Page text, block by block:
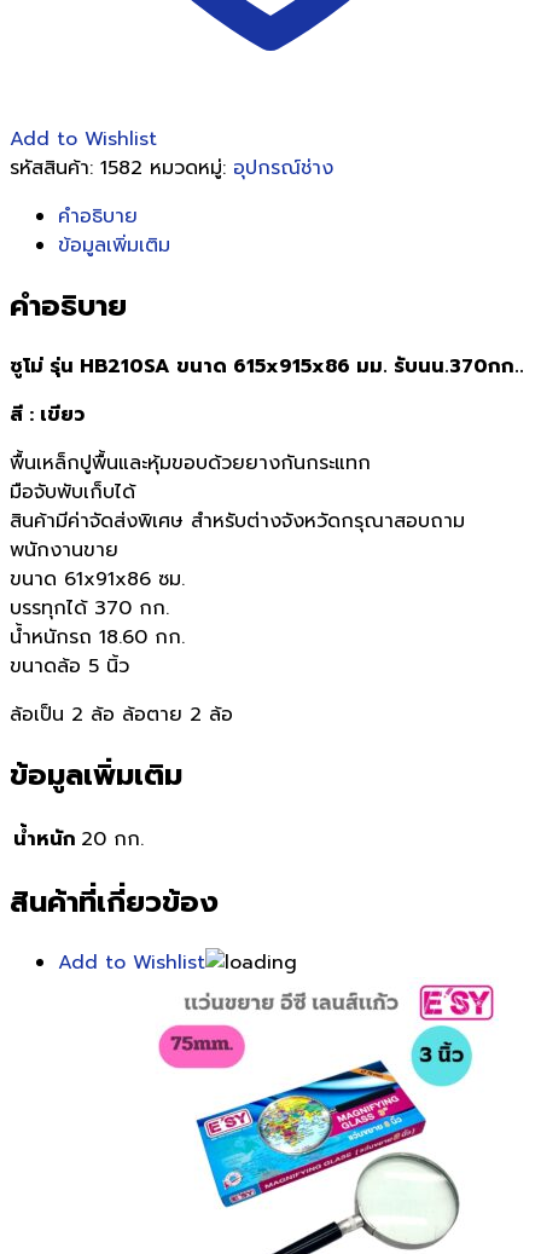
Add to Wishlist
รหัสสินค้า: 1582 หมวดหมู่: อุปกรณ์ช่าง
คำอธิบาย
ข้อมูลเพิ่มเติม
คำอธิบาย
ซูโม่ รุ่น HB210SA ขนาด 615x915x86 มม. รับนน.370กก..
สี : เขียว
พื้นเหล็กปูพื้นและหุ้มขอบด้วยยางกันกระแทก
มือจับพับเก็บได้
สินค้ามีค่าจัดส่งพิเศษ สำหรับต่างจังหวัดกรุณาสอบถาม
พนักงานขาย
ขนาด 61x91x86 ซม.
บรรทุกได้ 370 กก.
น้ำหนักรถ 18.60 กก.
ขนาดล้อ 5 นิ้ว
ล้อเป็น 2 ล้อ ล้อตาย 2 ล้อ
ข้อมูลเพิ่มเติม
น้ำหนัก 20 กก.
สินค้าที่เกี่ยวข้อง
Add to Wishlist